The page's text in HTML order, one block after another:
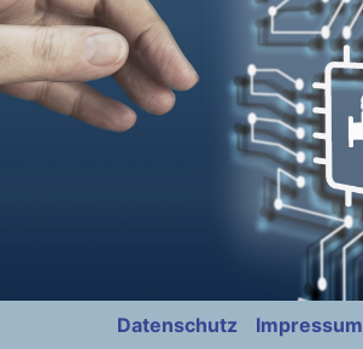
Datenschutz Impressum